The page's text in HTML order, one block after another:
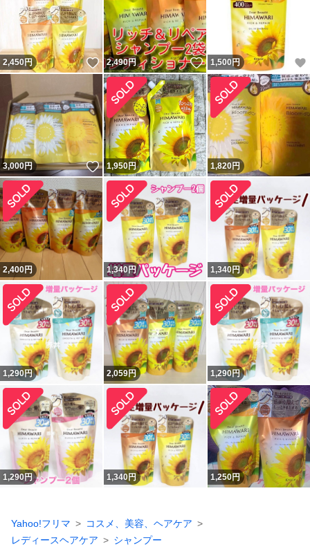
2,450円 いいね！
2,490円 いいね！
1,500 円
3,000円 いいね！
1,950円 1,820円
2,400円 1,340円 1,340円
1,290円 2,059円 1,290円
1,290円 1,340円 1,250円
Yahoo!フリマ
コスメ、美容、ヘアケア
レディースヘアケア
シャンプー